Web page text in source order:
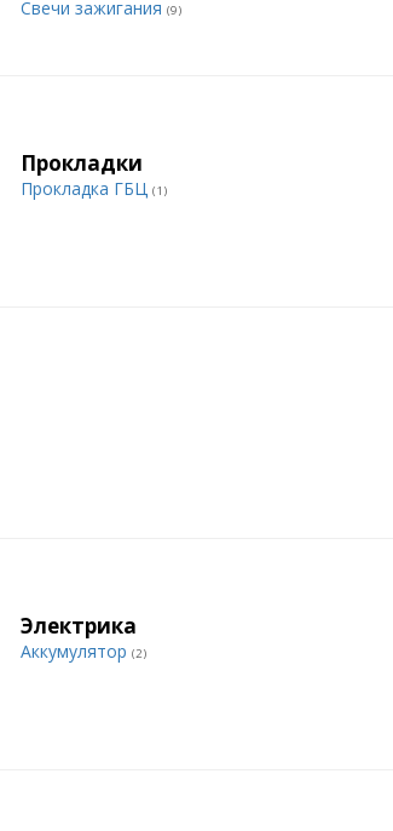
Свечи зажигания (9)
Прокладки
Прокладка ГБЦ (1)
Электрика
Аккумулятор (2)